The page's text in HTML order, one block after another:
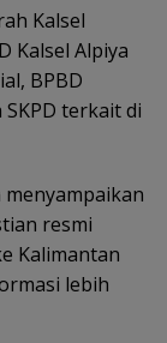
Kalsel
Kalsel Alpiya
BPBD
terkait di
resmi
Kalimantan
lebih